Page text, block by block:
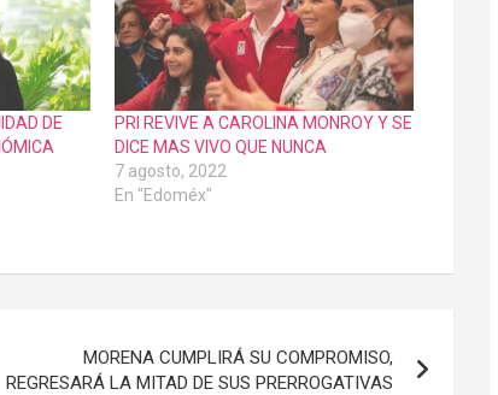
DE
PRI REVIVE A CAROLINA MONROY Y SE
DICE MAS VIVO QUE NUNCA
7 agosto, 2022
En "Edoméx"
MORENA CUMPLIRÁ SU COMPROMISO,
REGRESARÁ LA MITAD DE SUS PRERROGATIVAS